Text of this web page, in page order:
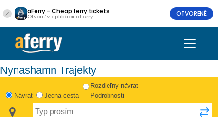
aFerry - Cheap ferry tickets
Otvoriť v aplikácii aFerry OTVORENÉ
Nynashamn Trajekty
Návrat Jedna cesta
Rozdieľny návrat
Podrobnosti